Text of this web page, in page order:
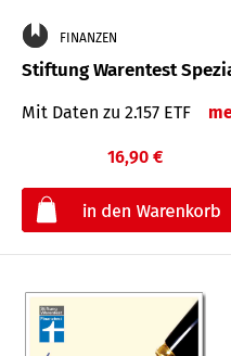
FINANZEN
Stiftung Warentest
Mit Daten zu 2.157 ETF
16,90 €